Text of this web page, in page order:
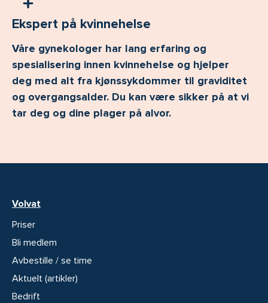
Ekspert på kvinnehelse
Våre gynekologer har lang erfaring og
spesialisering innen kvinnehelse og hjelper
deg med alt fra kjønssykdommer til graviditet
og overgangsalder. Du kan være sikker på at vi
tar deg og dine plager på alvor.
Volvat
Priser
Bli medlem
Avbestille / se time
Aktuelt (artikler)
Bedrift